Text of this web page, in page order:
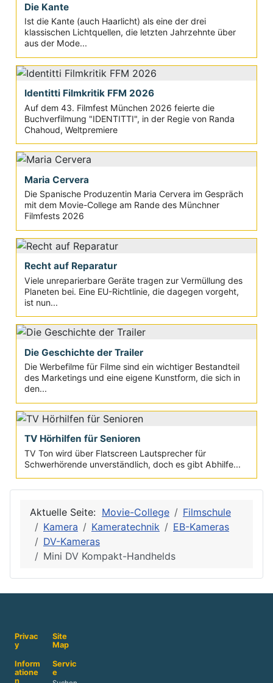
Die Kante
Ist die Kante (auch Haarlicht) als eine der drei
klassischen Lichtquellen, die letzten Jahrzehnte über
aus der Mode...
Identitti Filmkritik FFM 2026
Auf dem 43. Filmfest München 2026 feierte die
Buchverfilmung "IDENTITTI", in der Regie von Randa
Chahoud, Weltpremiere
Maria Cervera
Die Spanische Produzentin Maria Cervera im Gespräch
mit dem Movie-College am Rande des Münchner
Filmfests 2026
Recht auf Reparatur
Viele unreparierbare Geräte tragen zur Vermüllung des
Planeten bei. Eine EU-Richtlinie, die dagegen vorgeht,
ist nun...
Die Geschichte der Trailer
Die Werbefilme für Filme sind ein wichtiger Bestandteil
des Marketings und eine eigene Kunstform, die sich in
den...
TV Hörhilfen für Senioren
TV Ton wird über Flatscreen Lautsprecher für
Schwerhörende unverständlich, doch es gibt Abhilfe...
Aktuelle Seite: Movie-College
Filmschule
Kamera
Kameratechnik
EB-Kameras
DV-Kameras
Mini DV Kompakt-Handhelds
Privac
y
Site
Map
Inform
atione
n
Servic
e